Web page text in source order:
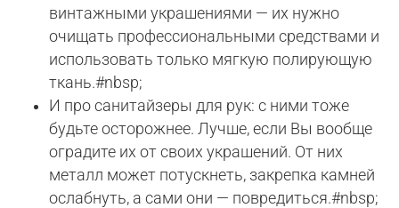
винтажными украшениями — их нужно
очищать профессиональными средствами и
использовать только мягкую полирующую
ткань.#nbsp;
И про санитайзеры для рук: с ними тоже
будьте осторожнее. Лучше, если Вы вообще
оградите их от своих украшений. От них
металл может потускнеть, закрепка камней
ослабнуть, а сами они — повредиться.#nbsp;